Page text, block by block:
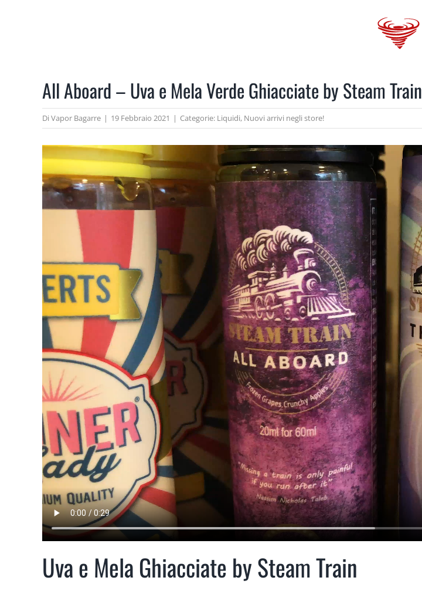
All Aboard – Uva e Mela Verde Ghiacciate by Steam Train
Di Vapor Bagarre | 19 Febbraio 2021 | Categorie: Liquidi, Nuovi arrivi negli store!
Uva e Mela Ghiacciate by Steam Train